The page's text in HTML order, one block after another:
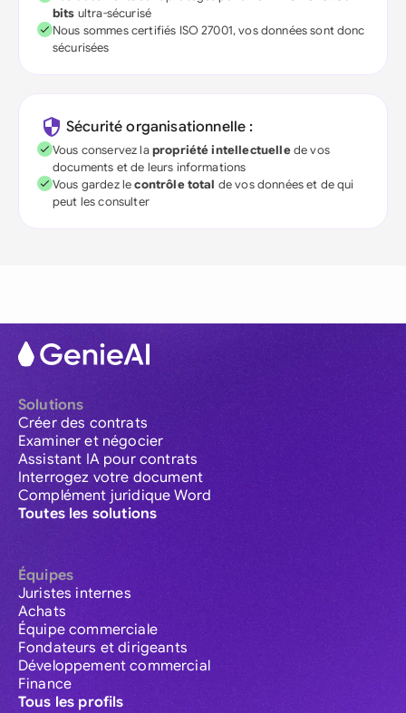
bits ultra-sécurisé
Nous sommes certifiés ISO 27001, vos données sont donc
sécurisées
Sécurité organisationnelle :
Vous conservez lapropriété intellectuellede vos
documents et de leurs informations
Vous gardez lecontrôle total de vos données et de qui
peut les consulter
Solutions
Créer des contrats
Examiner et négocier
Assistant IA pour contrats
Interrogez votre document
Complément juridique Word
Toutes les solutions
Équipes
Juristes internes
Achats
Équipe commerciale
Fondateurs et dirigeants
Développement commercial
Finance
Tous les profils